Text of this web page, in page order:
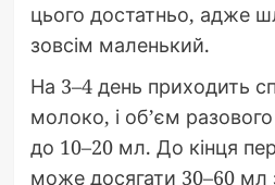
цього достатньо, адже
зовсім маленький.
На 3–4 день приходить
молоко, і об’єм
до 10–20 мл. До кінця
може досягати 30–60 мл